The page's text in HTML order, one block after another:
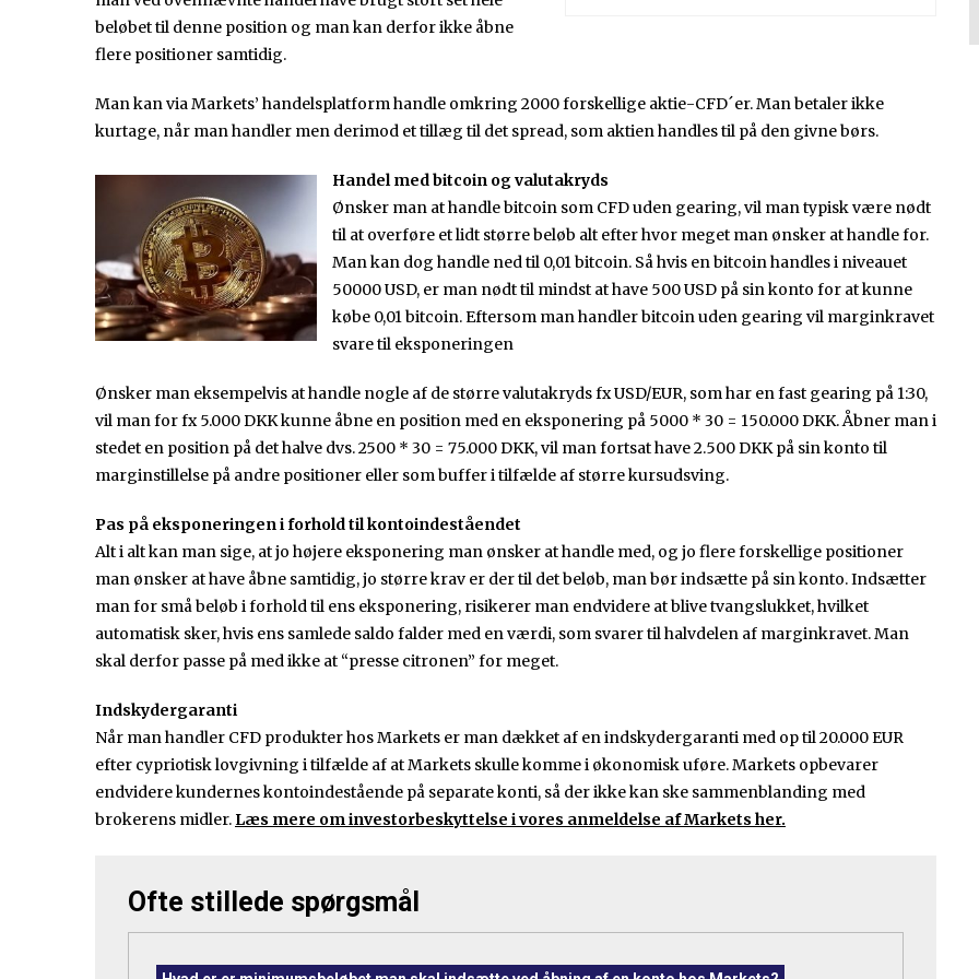
beløbet til denne position og man kan derfor ikke åbne
flere positioner samtidig.
Man kan via Markets’ handelsplatform handle omkring 2000 forskellige aktie-CFD´er. Man betaler ikke
kurtage, når man handler men derimod et tillæg til det spread, som aktien handles til på den givne børs.
Handel med bitcoin og valutakryds
Ønsker man at handle bitcoin som CFD uden gearing, vil man typisk være nødt
til at overføre et lidt større beløb alt efter hvor meget man ønsker at handle for.
Man kan dog handle ned til 0,01 bitcoin. Så hvis en bitcoin handles i niveauet
50000 USD, er man nødt til mindst at have 500 USD på sin konto for at kunne
købe 0,01 bitcoin. Eftersom man handler bitcoin uden gearing vil marginkravet
svare til eksponeringen
Ønsker man eksempelvis at handle nogle af de større valutakryds fx USD/EUR, som har en fast gearing på 1:30,
vil man for fx 5.000 DKK kunne åbne en position med en eksponering på 5000 * 30 = 150.000 DKK. Åbner man i
stedet en position på det halve dvs. 2500 * 30 = 75.000 DKK, vil man fortsat have 2.500 DKK på sin konto til
marginstillelse på andre positioner eller som buffer i tilfælde af større kursudsving.
Pas på eksponeringen i forhold til kontoindeståendet
Alt i alt kan man sige, at jo højere eksponering man ønsker at handle med, og jo flere forskellige positioner
man ønsker at have åbne samtidig, jo større krav er der til det beløb, man bør indsætte på sin konto. Indsætter
man for små beløb i forhold til ens eksponering, risikerer man endvidere at blive tvangslukket, hvilket
automatisk sker, hvis ens samlede saldo falder med en værdi, som svarer til halvdelen af marginkravet. Man
skal derfor passe på med ikke at “presse citronen” for meget.
Indskydergaranti
Når man handler CFD produkter hos Markets er man dækket af en indskydergaranti med op til 20.000 EUR
efter cypriotisk lovgivning i tilfælde af at Markets skulle komme i økonomisk uføre. Markets opbevarer
endvidere kundernes kontoindestående på separate konti, så der ikke kan ske sammenblanding med
brokerens midler. Læs mere om investorbeskyttelse i vores anmeldelse af Markets her.